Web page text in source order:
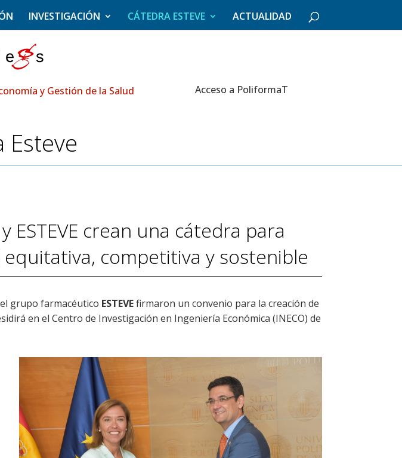
INVESTIGACIÓN CÁTEDRA ESTEVE ACTUALIDAD
y Gestión de la Salud Acceso a PoliformaT
Esteve
ESTEVE crean una cátedra para
competitiva y sostenible
grupo farmacéutico ESTEVEfirmaron un convenio para la creación de
en el Centro de Investigación en Ingeniería Económica (INECO) de